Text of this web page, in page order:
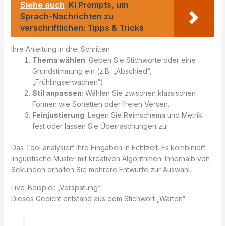
Siehe auch KI Prompts, um
Sprach-Nachrichten zu
verschriftlichen: Tipps & Tricks
Ihre Anleitung in drei Schritten
Thema wählen: Geben Sie Stichworte oder eine
Grundstimmung ein (z.B. „Abschied“,
„Frühlingserwachen“).
Stil anpassen: Wählen Sie zwischen klassischen
Formen wie Sonetten oder freien Versen.
Feinjustierung: Legen Sie Reimschema und Metrik
fest oder lassen Sie Überraschungen zu.
Das Tool analysiert Ihre Eingaben in Echtzeit. Es kombiniert
linguistische Muster mit kreativen Algorithmen. Innerhalb von
Sekunden erhalten Sie mehrere Entwürfe zur Auswahl.
Live-Beispiel: „Verspätung“
Dieses Gedicht entstand aus dem Stichwort „Warten“: